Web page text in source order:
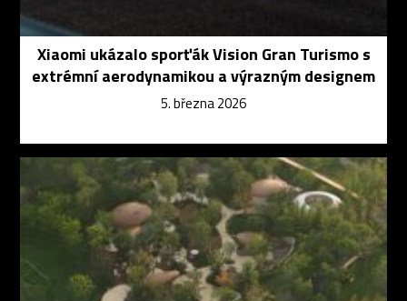
Xiaomi ukázalo sporťák Vision Gran Turismo s
extrémní aerodynamikou a výrazným designem
5. března 2026